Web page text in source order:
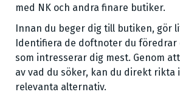
med NK och andra finare butiker.
Innan du beger dig till butiken, gör
Identifiera de doftnoter du föredrar
som intresserar dig mest. Genom
av vad du söker, kan du direkt rikta
relevanta alternativ.